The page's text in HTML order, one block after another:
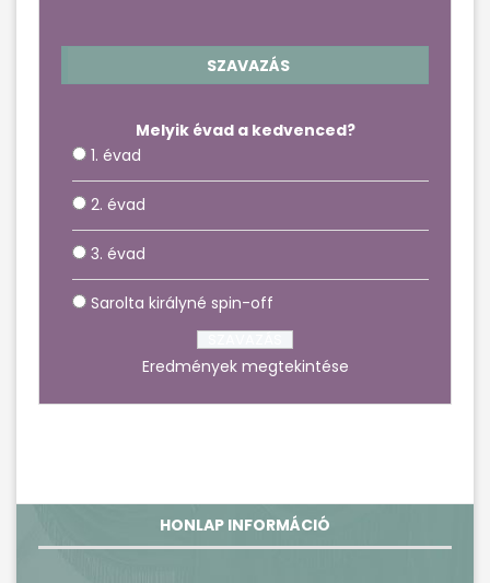
SZAVAZÁS
Melyik évad a kedvenced?
1. évad
2. évad
3. évad
Sarolta királyné spin-off
Eredmények megtekintése
HONLAP INFORMÁCIÓ